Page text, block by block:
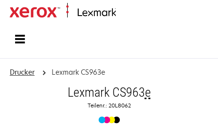
Drucker Lexmark CS963e
Lexmark CS963e
Teilenr.: 20L8062